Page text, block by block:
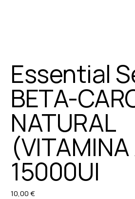
Essential
BETA-
NATURAL
15000UI
Precio
10,00 €